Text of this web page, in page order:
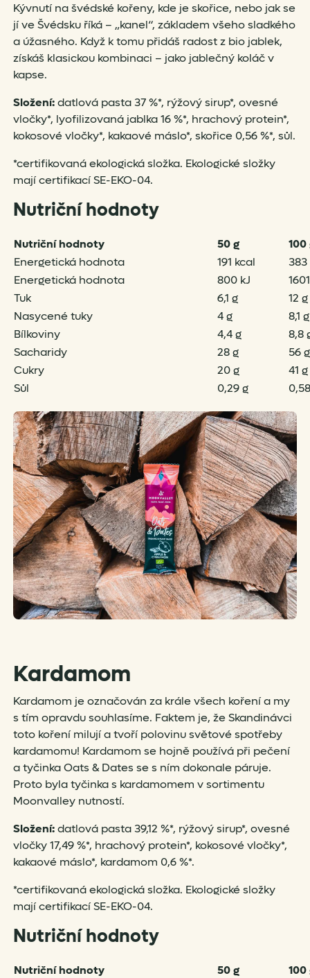
Kývnutí na švédské kořeny, kde je skořice, nebo jak se
jí ve Švédsku říká – „kanel“, základem všeho sladkého
a úžasného. Když k tomu přidáš radost z bio jablek,
získáš klasickou kombinaci – jako jablečný koláč v
kapse.
Složení:datlová pasta 37 %*, rýžový sirup*, ovesné
vločky*, lyofilizovaná jablka 16 %*, hrachový protein*,
kokosové vločky*, kakaové máslo*, skořice 0,56 %*, sůl.
*certifikovaná ekologická složka. Ekologické složky
mají certifikací SE-EKO-04.
Nutriční hodnoty
Nutriční hodnoty 50 g
100
Energetická hodnota
191 kcal
Energetická hodnota
800 kJ
Tuk
6,1 g
12 g
Nasycené tuky
4 g
8,1 g
Bílkoviny
4,4 g
8,8
Sacharidy
28 g
56 g
Cukry
20 g
41 g
Sůl
0,29 g
Kardamom
Kardamom je označován za krále všech koření a my
s tím opravdu souhlasíme. Faktem je, že Skandinávci
toto koření milují a tvoří polovinu světové spotřeby
kardamomu! Kardamom se hojně používá při pečení
a tyčinka Oats & Dates se s ním dokonale páruje.
Proto byla tyčinka s kardamomem v sortimentu
Moonvalley nutností.
Složení:datlová pasta 39,12 %*, rýžový sirup*, ovesné
vločky 17,49 %*, hrachový protein*, kokosové vločky*,
kakaové máslo*, kardamom 0,6 %*.
*certifikovaná ekologická složka. Ekologické složky
mají certifikací SE-EKO-04.
Nutriční hodnoty
Nutriční hodnoty 50 g 100